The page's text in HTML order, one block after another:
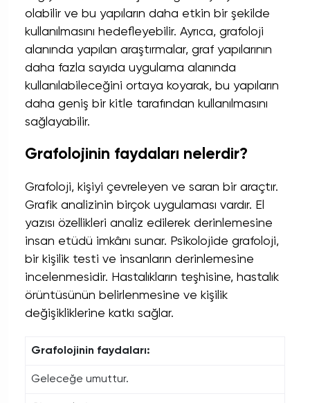
olabilir ve bu yapıların daha etkin bir şekilde
kullanılmasını hedefleyebilir. Ayrıca, grafoloji
alanında yapılan araştırmalar, graf yapılarının
daha fazla sayıda uygulama alanında
kullanılabileceğini ortaya koyarak, bu yapıların
daha geniş bir kitle tarafından kullanılmasını
sağlayabilir.
Grafolojinin faydaları nelerdir?
Grafoloji, kişiyi çevreleyen ve saran bir araçtır.
Grafik analizinin birçok uygulaması vardır. El
yazısı özellikleri analiz edilerek derinlemesine
insan etüdü imkânı sunar. Psikolojide grafoloji,
bir kişilik testi ve insanların derinlemesine
incelenmesidir. Hastalıkların teşhisine, hastalık
örüntüsünün belirlenmesine ve kişilik
değişikliklerine katkı sağlar.
Grafolojinin faydaları:
Geleceğe umuttur.